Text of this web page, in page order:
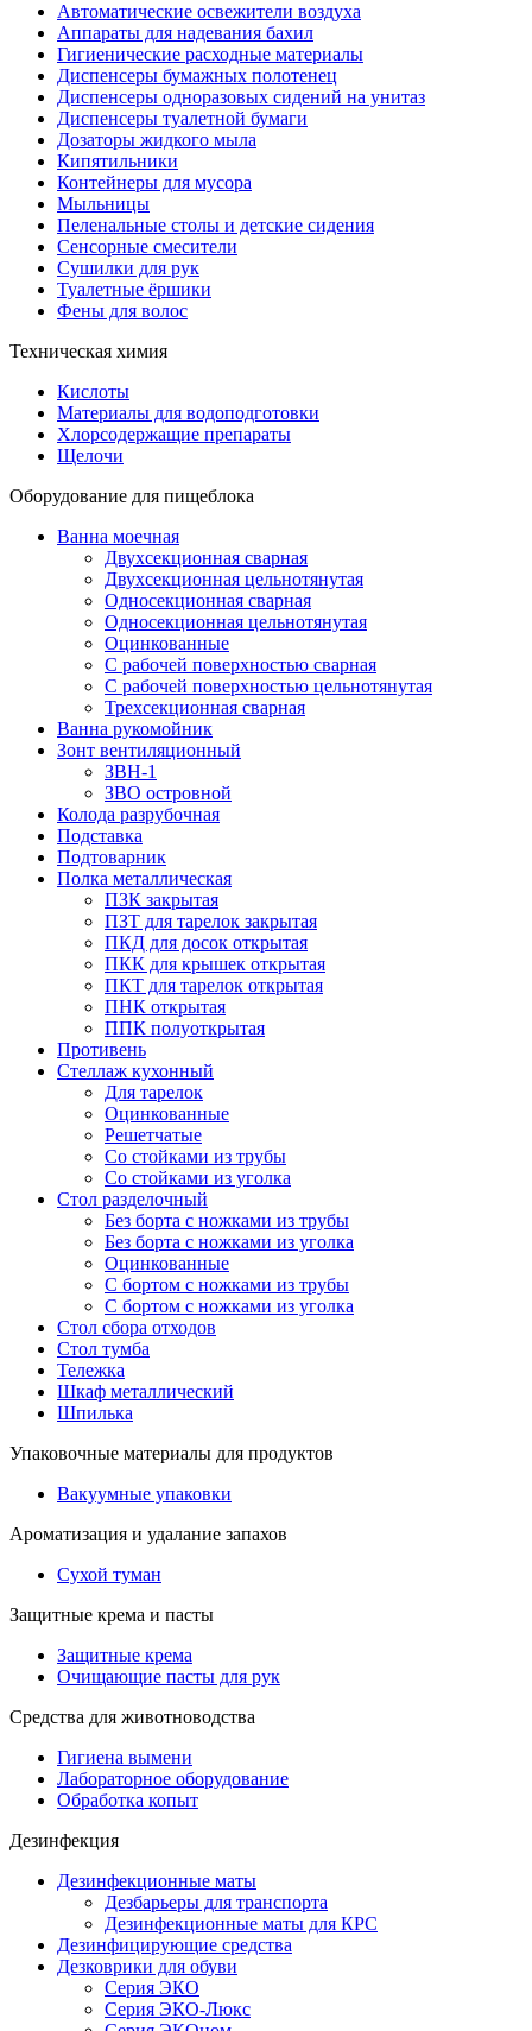
Автоматические освежители воздуха
Аппараты для надевания бахил
Гигиенические расходные материалы
Диспенсеры бумажных полотенец
Диспенсеры одноразовых сидений на унитаз
Диспенсеры туалетной бумаги
Дозаторы жидкого мыла
Кипятильники
Контейнеры для мусора
Мыльницы
Пеленальные столы и детские сидения
Сенсорные смесители
Сушилки для рук
Туалетные ёршики
Фены для волос
Техническая химия
Кислоты
Материалы для водоподготовки
Хлорсодержащие препараты
Щелочи
Оборудование для пищеблока
Ванна моечная
Двухсекционная сварная
Двухсекционная цельнотянутая
Односекционная сварная
Односекционная цельнотянутая
Оцинкованные
С рабочей поверхностью сварная
С рабочей поверхностью цельнотянутая
Трехсекционная сварная
Ванна рукомойник
Зонт вентиляционный
ЗВН-1
ЗВО островной
Колода разрубочная
Подставка
Подтоварник
Полка металлическая
ПЗК закрытая
ПЗТ для тарелок закрытая
ПКД для досок открытая
ПКК для крышек открытая
ПКТ для тарелок открытая
ПНК открытая
ППК полуоткрытая
Противень
Стеллаж кухонный
Для тарелок
Оцинкованные
Решетчатые
Со стойками из трубы
Со стойками из уголка
Стол разделочный
Без борта с ножками из трубы
Без борта с ножками из уголка
Оцинкованные
С бортом с ножками из трубы
С бортом с ножками из уголка
Стол сбора отходов
Стол тумба
Тележка
Шкаф металлический
Шпилька
Упаковочные материалы для продуктов
Вакуумные упаковки
Ароматизация и удалание запахов
Сухой туман
Защитные крема и пасты
Защитные крема
Очищающие пасты для рук
Средства для животноводства
Гигиена вымени
Лабораторное оборудование
Обработка копыт
Дезинфекция
Дезинфекционные маты
Дезбарьеры для транспорта
Дезинфекционные маты для КРС
Дезинфицирующие средства
Дезковрики для обуви
Серия ЭКО
Серия ЭКО-Люкс